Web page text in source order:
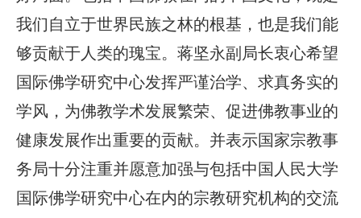
我们自立于世界民族之林的根基，也是我们能
够贡献于人类的瑰宝。蒋坚永副局长衷心希望
国际佛学研究中心发挥严谨治学、求真务实的
学风，为佛教学术发展繁荣、促进佛教事业的
健康发展作出重要的贡献。并表示国家宗教事
务局十分注重并愿意加强与包括中国人民大学
国际佛学研究中心在内的宗教研究机构的交流